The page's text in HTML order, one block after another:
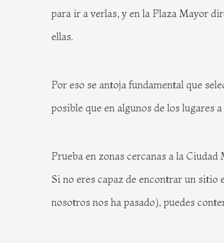
para ir a verlas, y en la Plaza Mayor
ellas.
Por eso se antoja fundamental que
posible que en algunos de los lugares
Prueba en zonas cercanas a la Ciudad
Si no eres capaz de encontrar un sitio
nosotros nos ha pasado), puedes